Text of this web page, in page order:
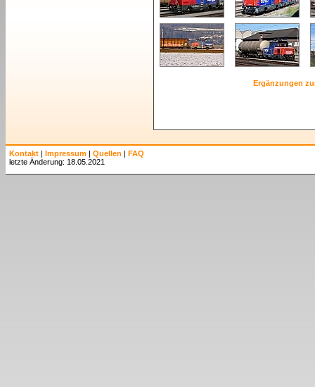
Ergänzungen
Kontakt | Impressum | Quellen | FAQ
letzte Änderung: 18.05.2021